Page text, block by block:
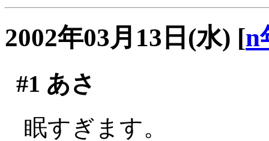
2002年03月13日(水) [n
#1 あさ
眠すぎます。